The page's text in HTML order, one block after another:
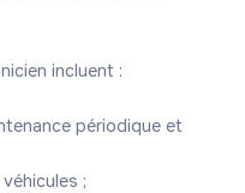
incluent :
périodique et
;